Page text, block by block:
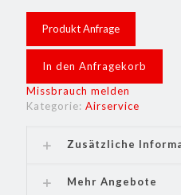
Produkt Anfrage
In den Anfragekorb
Missbrauch melden
Kategorie: Airservice
Zusätzliche
Mehr Angebote